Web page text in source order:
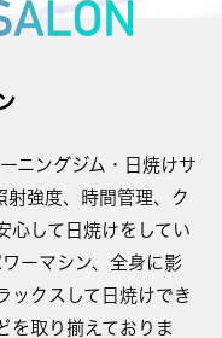
ニングジム・日焼けサ
射強度、時間管理、ク
心して日焼けをしてい
ーマシン、全身に影
ックスして日焼けでき
を取り揃えておりま